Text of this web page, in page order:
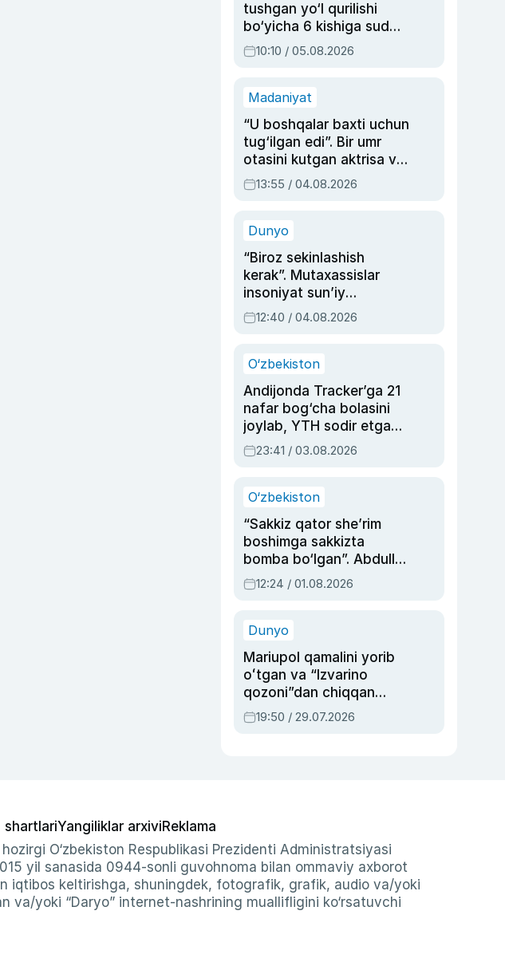
tushgan yo‘l qurilishi
bo‘yicha 6 kishiga sud
hukmi o‘qildi
10:10 / 05.08.2026
Madaniyat
“U boshqalar baxti uchun
tug‘ilgan edi”. Bir umr
otasini kutgan aktrisa va
dublyaj ustasi Rimma
Ahmedovaning
13:55 / 04.08.2026
Dunyo
“Biroz sekinlashish
kerak”. Mutaxassislar
insoniyat sun’iy
intellektni boshqara
olmay qolishidan xavotir
12:40 / 04.08.2026
O‘zbekiston
Andijonda Tracker’ga 21
nafar bog‘cha bolasini
joylab, YTH sodir etgan
ayolga sud hukmi o‘qildi
23:41 / 03.08.2026
O‘zbekiston
“Sakkiz qator she’rim
boshimga sakkizta
bomba bo‘lgan”. Abdulla
Oripovni siyosiy
ayblovlardan asrab
12:24 / 01.08.2026
Dunyo
Mariupol qamalini yorib
oʻtgan va “Izvarino
qozoni”dan chiqqan
qahramon — Ukraina
armiyasi bosh
19:50 / 29.07.2026
shartlariYangiliklar arxiviReklama
O‘zbekiston Respublikasi Prezidenti Administratsiyasi
yil sanasida 0944-sonli guvohnoma bilan ommaviy axborot
iqtibos keltirishga, shuningdek, fotografik, grafik, audio va/yoki
va/yoki “Daryo” internet-nashrining muallifligini ko‘rsatuvchi